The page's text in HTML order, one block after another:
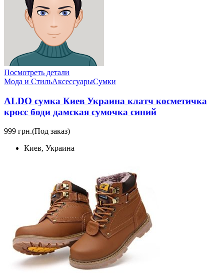
Посмотреть детали
Мода и СтильАксессуарыСумки
ALDO сумка Киев Украина клатч косметичка
кросс боди дамская сумочка синий
999 грн.(Под заказ)
Киев, Украина